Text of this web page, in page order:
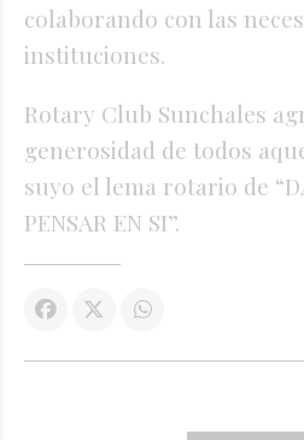
colaborando con las
instituciones.
Rotary Club Sunchales
generosidad de todos
suyo el lema rotario de
PENSAR EN SI”.